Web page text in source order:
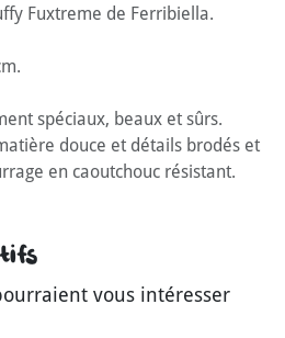
Fuxtreme de Ferribiella.
spéciaux, beaux et sûrs.
douce et détails brodés et
en caoutchouc résistant.
vous intéresser